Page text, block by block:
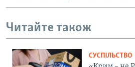
Читайте також
СУСПІЛЬСТВО